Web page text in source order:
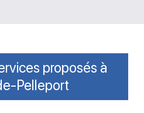
proposés à
Pelleport